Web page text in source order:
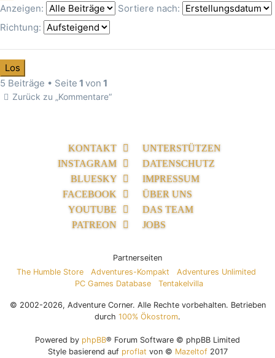
Anzeigen:
Sortiere nach:
Richtung:
5 Beiträge • Seite 1 von 1
Zurück zu „Kommentare“
KONTAKT
INSTAGRAM
BLUESKY
FACEBOOK
YOUTUBE
PATREON
UNTERSTÜTZEN
DATENSCHUTZ
IMPRESSUM
ÜBER UNS
DAS TEAM
JOBS
Partnerseiten
The Humble Store
Adventures-Kompakt
Adventures Unlimited
PC Games Database
Tentakelvilla
© 2002-2026, Adventure Corner. Alle Rechte vorbehalten. Betrieben
durch 100% Ökostrom.
Powered by phpBB® Forum Software © phpBB Limited
Style basierend auf proflat von © Mazeltof2017